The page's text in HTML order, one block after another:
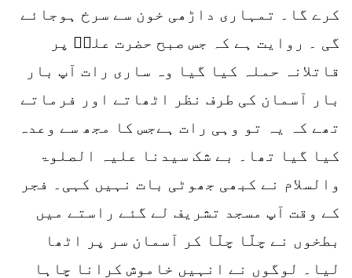
کرے گا۔ تمہاری داڑھی خون سے سرخ ہوجائے
گی ۔ روایت ہے کہ جس صبح حضرت علیؓ پر
قاتلانہ حملہ کیا گیا وہ ساری رات آپ بار
بار آسمان کی طرف نظر اٹھاتے اور فرماتے
تھے کہ یہ تو وہی رات ہےجس کا مجھ سے وعدہ
کیا گیا تھا۔ بے شک سیدنا علیہ الصلوۃ
والسلام نے کبھی جھوٹی بات نہیں کہی۔ فجر
کے وقت آپ مسجد تشریف لے گئے راستے میں
بطخوں نے چلّا چلّا کر آسمان سر پر اٹھا
لیا۔ لوگوں نے انہیں خاموش کرانا چاہا